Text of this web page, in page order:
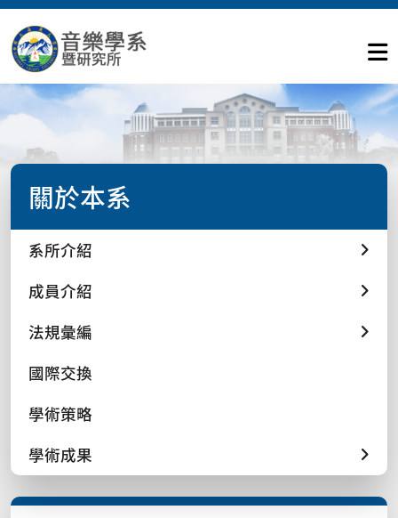
關於本系
系所介紹
成員介紹
法規彙編
國際交換
學術策略
學術成果